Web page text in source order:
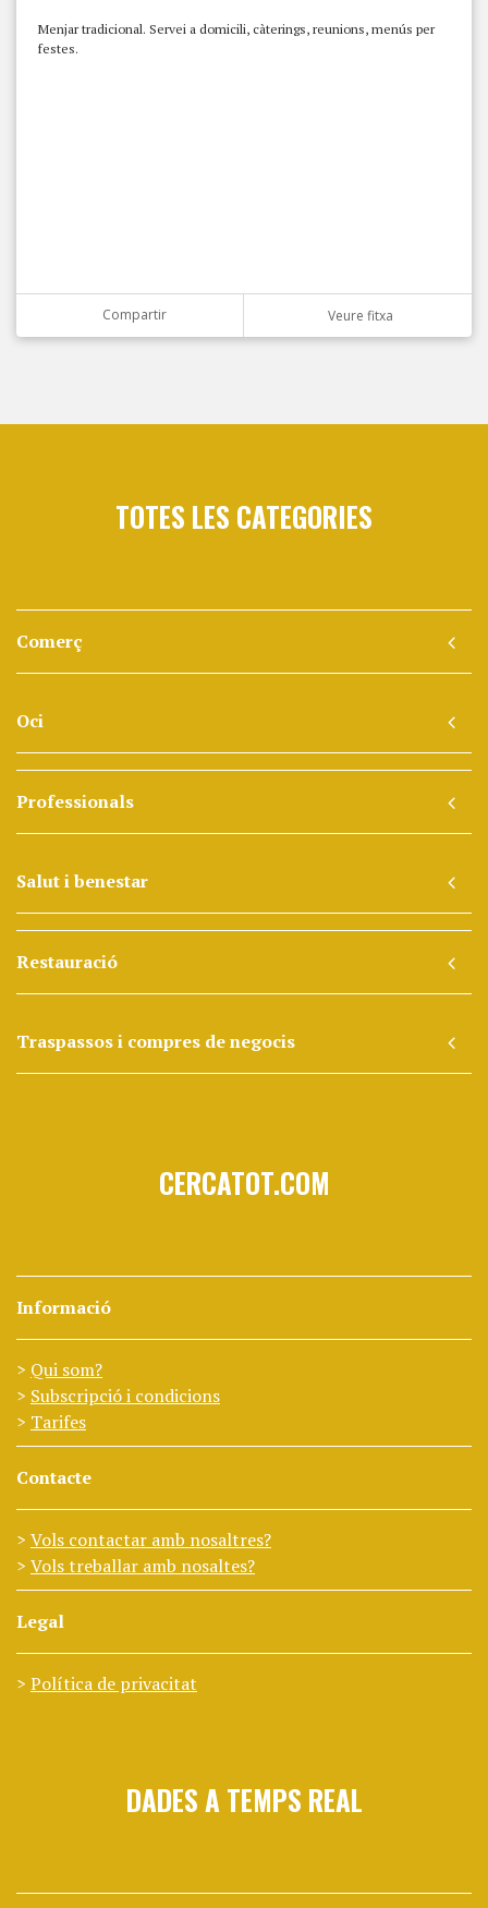
Menjar tradicional. Servei a domicili, càterings, reunions, menús per
festes.
Compartir Veure fitxa
TOTES LES CATEGORIES
Comerç
Oci
Professionals
Salut i benestar
Restauració
Traspassos i compres de negocis
CERCATOT.COM
Informació
Qui som?
Subscripció i condicions
Tarifes
Contacte
Vols contactar amb nosaltres?
Vols treballar amb nosaltes?
Legal
Política de privacitat
DADES A TEMPS REAL